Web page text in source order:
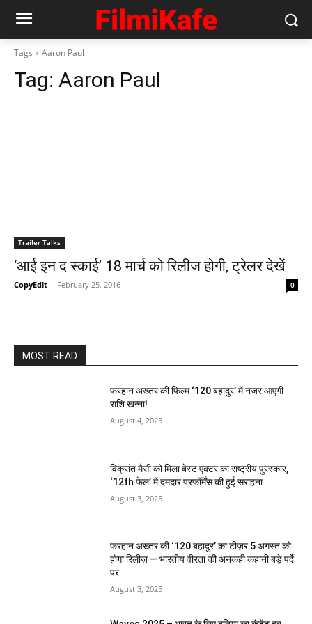
Tags Aaron Paul
Tag: Aaron Paul
Trailer Talks
‘आई इन द स्काई’ 18 मार्च को रिलीज होगी, ट्रेलर देखें
CopyEdit - February 25, 2016 0
MOST READ
फरहान अख्तर की फिल्म ‘120 बहादुर’ में नजर आएंगी
राशि खन्ना!
August 4, 2025
विक्रांत मैसी को मिला बेस्ट एक्टर का राष्ट्रीय पुरस्कार,
‘12th फेल’ में दमदार परफॉर्मेंस की हुई सराहना
August 3, 2025
फरहान अख्तर की ‘120 बहादुर’ का टीज़र 5 अगस्त को
होगा रिलीज़ — भारतीय वीरता की अनकही कहानी बड़े पर्दे
पर
August 3, 2025